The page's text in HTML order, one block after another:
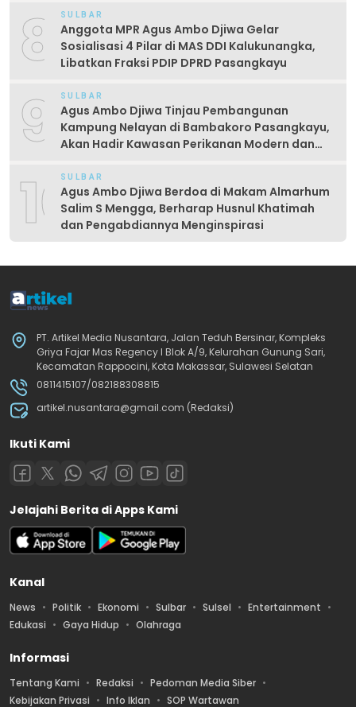
8 SULBAR
Anggota MPR Agus Ambo Djiwa Gelar
Sosialisasi 4 Pilar di MAS DDI Kalukunangka,
Libatkan Fraksi PDIP DPRD Pasangkayu
9 SULBAR
Agus Ambo Djiwa Tinjau Pembangunan
Kampung Nelayan di Bambakoro Pasangkayu,
Akan Hadir Kawasan Perikanan Modern dan
10SULBAR
Agus Ambo Djiwa Berdoa di Makam Almarhum
Salim S Mengga, Berharap Husnul Khatimah
dan Pengabdiannya Menginspirasi
PT. Artikel Media Nusantara, Jalan Teduh Bersinar, Kompleks
Griya Fajar Mas Regency I Blok A/9, Kelurahan Gunung Sari,
Kecamatan Rappocini, Kota Makassar, Sulawesi Selatan
0811415107/082188308815
artikel.nusantara@gmail.com (Redaksi)
Ikuti Kami
Jelajahi Berita di Apps Kami
Kanal
News Politik Ekonomi Sulbar Sulsel
Entertainment
Edukasi
Gaya Hidup Olahraga
Informasi
Tentang Kami Redaksi
Pedoman Media Siber
Kebijakan Privasi
Info Iklan SOP Wartawan